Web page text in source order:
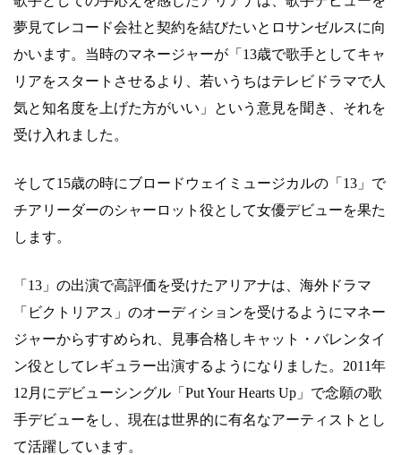
夢見てレコード会社と契約を結びたいとロサンゼルスに向
かいます。当時のマネージャーが「13歳で歌手としてキャ
リアをスタートさせるより、若いうちはテレビドラマで人
気と知名度を上げた方がいい」という意見を聞き、それを
受け入れました。
そして15歳の時にブロードウェイミュージカルの「13」で
チアリーダーのシャーロット役として女優デビューを果た
します。
「13」の出演で高評価を受けたアリアナは、海外ドラマ
「ビクトリアス」のオーディションを受けるようにマネー
ジャーからすすめられ、見事合格しキャット・バレンタイ
ン役としてレギュラー出演するようになりました。2011年
12月にデビューシングル「Put Your Hearts Up」で念願の歌
手デビューをし、現在は世界的に有名なアーティストとし
て活躍しています。